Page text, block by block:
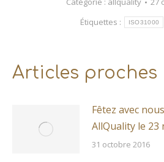
Étiquettes :
ISO31000
Articles proches
Fêtez avec
AllQuality le 23
31 octobre 2016